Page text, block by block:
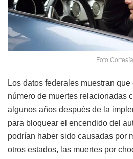
Foto Cortesía
Los datos federales muestran
número de muertes relacionadas
algunos años después de la
para bloquear el encendido del
podrían haber sido causadas por
otros estados, las muertes por